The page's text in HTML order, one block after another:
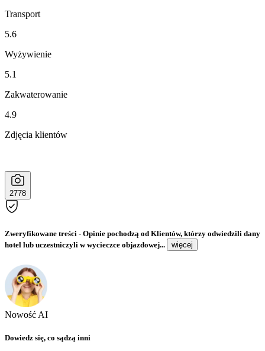
Transport
5.6
Wyżywienie
5.1
Zakwaterowanie
4.9
Zdjęcia klientów
2778
Zweryfikowane treści - Opinie pochodzą od Klientów, którzy odwiedzili dany
hotel lub uczestniczyli w wycieczce objazdowej...
więcej
Nowość AI
Dowiedz się, co sądzą inni